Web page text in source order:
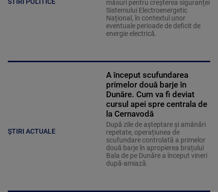
măsuri pentru creșterea siguranței
Sistemului Electroenergetic
Național, în contextul unor
eventuale perioade de deficit de
energie electrică.
ȘTIRI ACTUALE
A început scufundarea
primelor două barje în
Dunăre. Cum va fi deviat
cursul apei spre centrala de
la Cernavodă
După zile de așteptare și amânări
repetate, operațiunea de
scufundare controlată a primelor
două barje în apropierea brațului
Bala de pe Dunăre a început vineri
după-amiază.